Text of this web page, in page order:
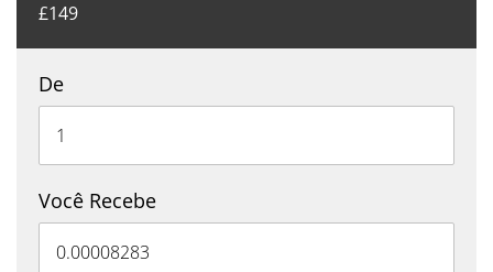
£149
De
Você Recebe